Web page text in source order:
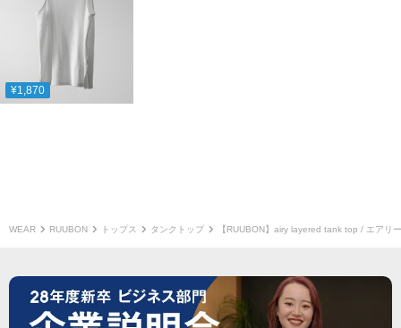
¥1,870
WEAR RUUBON トップス タンクトップ 【RUUBON】airy layered tank top / エアリ